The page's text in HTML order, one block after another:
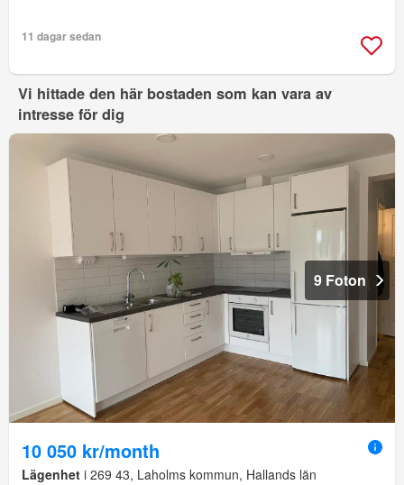
11 dagar sedan
Vi hittade den här bostaden som kan vara av
intresse för dig
9 Foton
10 050 kr/month
Lägenhet i 269 43, Laholms kommun, Hallands län